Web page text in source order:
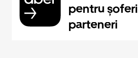
pentru șoferi
parteneri